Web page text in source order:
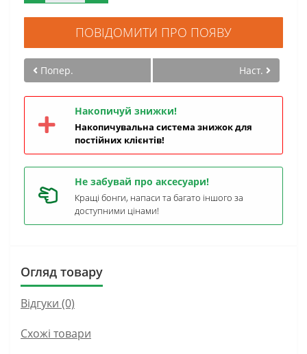
ПОВІДОМИТИ ПРО ПОЯВУ
Попер. Наст.
Накопичуй знижки!
Накопичувальна система знижок для
постійних клієнтів!
Не забувай про аксесуари!
Кращі бонги, напаси та багато іншого за
доступними цінами!
Огляд товару
Відгуки (0)
Схожі товари